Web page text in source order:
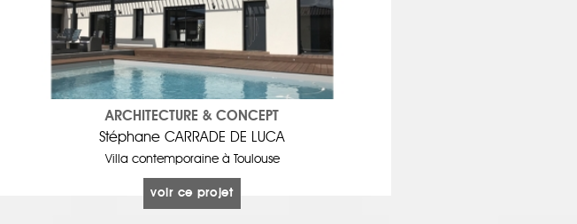
ARCHITECTURE & CONCEPT
Stéphane CARRADE DE LUCA
Villa contemporaine à Toulouse
voir ce projet